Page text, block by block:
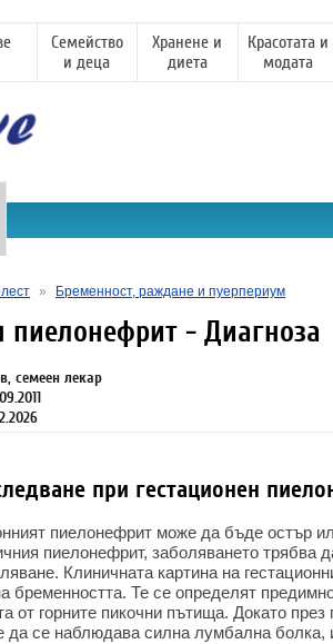
Семейство
и деца
Хранене и
диета
Красотата и
модата
» Бременност, раждане и пуерпериум
пиелонефрит - Диагноза
семеен лекар
при гестационен
пиелонефрит може да бъде остър
пиелонефрит, заболяването трябва
Клиничната картина на
бременността. Те се определят
от горните пикочни пътища. Докато
да се наблюдава силна лумбална